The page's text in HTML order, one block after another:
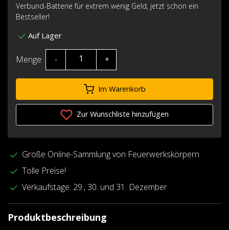
Verbund-Batterie für extrem wenig Geld, jetzt schon ein
Bestseller!
Auf Lager
Menge - +
Im Warenkorb
Zur Wunschliste hinzufügen
Große Online-Sammlung von Feuerwerkskörpern
Tolle Preise!
Verkaufstage: 29., 30. und 31. Dezember
Produktbeschreibung